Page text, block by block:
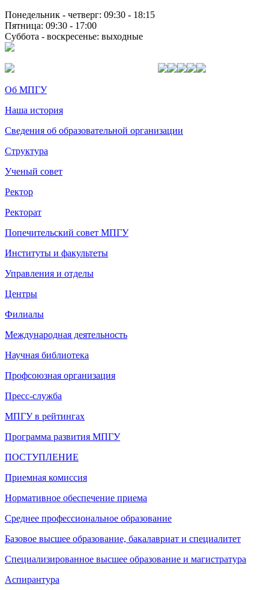
Понедельник - четверг: 09:30 - 18:15
Пятница: 09:30 - 17:00
Суббота - воскресенье: выходные
Об МПГУ
Наша история
Сведения об образовательной организации
Структура
Ученый совет
Ректор
Ректорат
Попечительский совет МПГУ
Институты и факультеты
Управления и отделы
Центры
Филиалы
Международная деятельность
Научная библиотека
Профсоюзная организация
Пресс-служба
МПГУ в рейтингах
Программа развития МПГУ
ПОСТУПЛЕНИЕ
Приемная комиссия
Нормативное обеспечение приема
Среднее профессиональное образование
Базовое высшее образование, бакалавриат и специалитет
Специализированное высшее образование и магистратура
Аспирантура